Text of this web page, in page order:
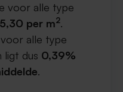
voor alle type
per m2.
alle type
ligt dus 0,39%
.